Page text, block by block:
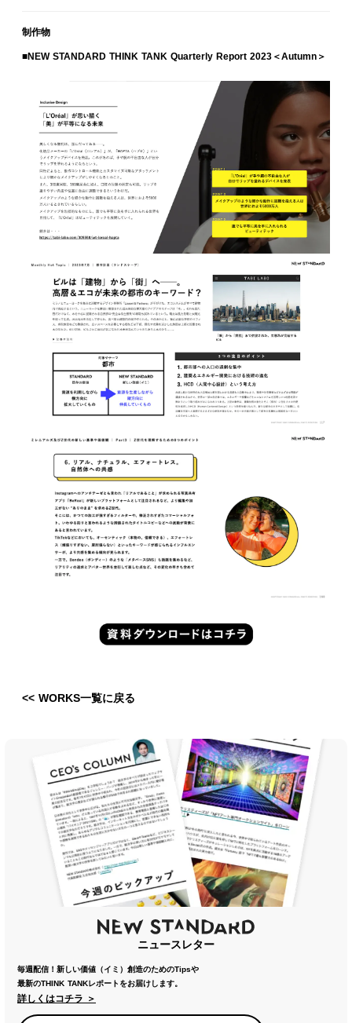
制作物
■NEW STANDARD THINK TANK Quarterly Report 2023＜Autumn＞
<< WORKS一覧に戻る
ニュースレター
毎週配信！新しい価値（イミ）創造のためのTipsや
最新のTHINK TANKレポートをお届けします。
詳しくはコチラ ＞